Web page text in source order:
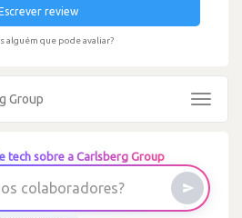
review
alguém que pode avaliar?
Group
Toggle
tech sobre a Carlsberg Group
os colaboradores?